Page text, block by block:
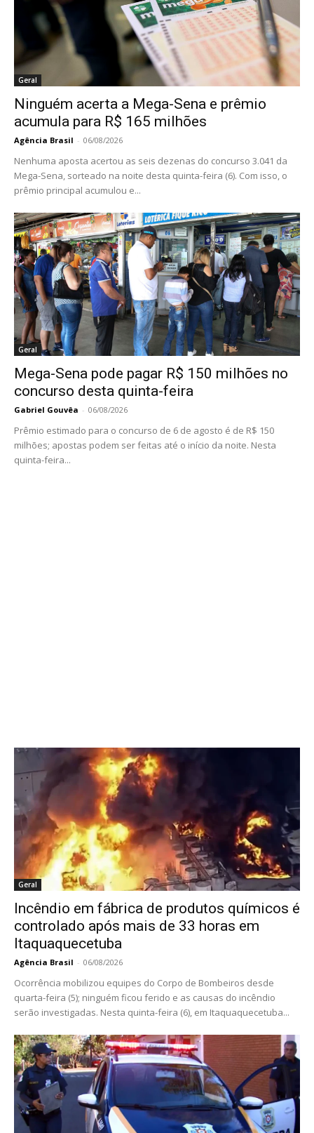
Geral
Ninguém acerta a Mega-Sena e prêmio
acumula para R$ 165 milhões
Agência Brasil - 06/08/2026
Nenhuma aposta acertou as seis dezenas do concurso 3.041 da
Mega-Sena, sorteado na noite desta quinta-feira (6). Com isso, o
prêmio principal acumulou e...
Geral
Mega-Sena pode pagar R$ 150 milhões no
concurso desta quinta-feira
Gabriel Gouvêa - 06/08/2026
Prêmio estimado para o concurso de 6 de agosto é de R$ 150
milhões; apostas podem ser feitas até o início da noite. Nesta
quinta-feira...
Geral
Incêndio em fábrica de produtos químicos é
controlado após mais de 33 horas em
Itaquaquecetuba
Agência Brasil - 06/08/2026
Ocorrência mobilizou equipes do Corpo de Bombeiros desde
quarta-feira (5); ninguém ficou ferido e as causas do incêndio
serão investigadas. Nesta quinta-feira (6), em Itaquaquecetuba...